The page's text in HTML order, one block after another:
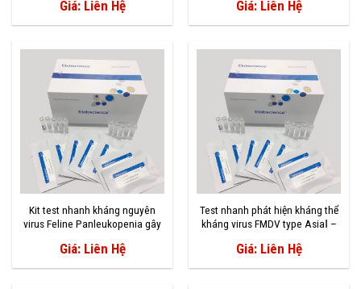
Giá: Liên Hệ Giá: Liên Hệ
Kit test nhanh kháng nguyên
virus Feline Panleukopenia gây
Giá: Liên Hệ
Test nhanh phát hiện kháng thể
kháng virus FMDV type AsiaⅠ –
Giá: Liên Hệ